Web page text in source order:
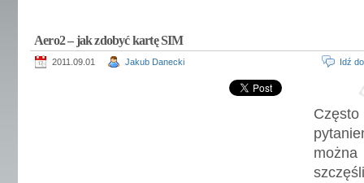
Aero2 – jak zdobyć kartę SIM
2011.09.01 Jakub Danecki Idź